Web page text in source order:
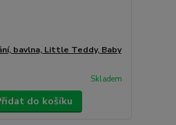
bavlna, Little Teddy, Baby
Skladem
do košíku